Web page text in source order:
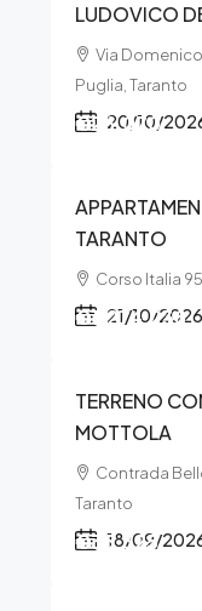
LUDOVICO
Via
Puglia, Taranto
20/10/
€26.070
TARANTO
Corso Italia
21/10/2026
€1.274.238
TERRENO
MOTTOLA
Contrada
Taranto
18/09/
€35.325